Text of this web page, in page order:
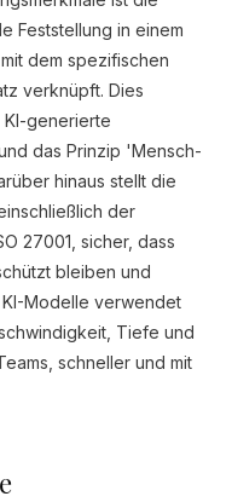
Feststellung in einem
dem spezifischen
verknüpft. Dies
generierte
das Prinzip 'Mensch-
hinaus stellt die
der
27001, sicher, dass
bleiben und
Modelle verwendet
Tiefe und
schneller und mit